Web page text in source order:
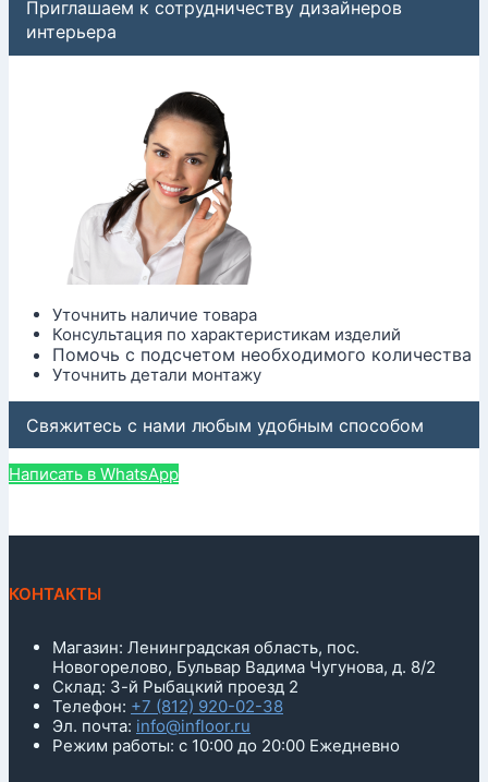
Приглашаем к сотрудничеству дизайнеров
интерьера
Уточнить наличие товара
Консультация по характеристикам изделий
Помочь с подсчетом необходимого количества
Уточнить детали монтажу
Свяжитесь с нами любым удобным способом
Написать в WhatsApp
КОНТАКТЫ
Магазин: Ленинградская область, пос.
Новогорелово, Бульвар Вадима Чугунова, д. 8/2
Склад: 3-й Рыбацкий проезд 2
Телефон: +7 (812) 920-02-38
Эл. почта: info@infloor.ru
Режим работы: с 10:00 до 20:00 Ежедневно